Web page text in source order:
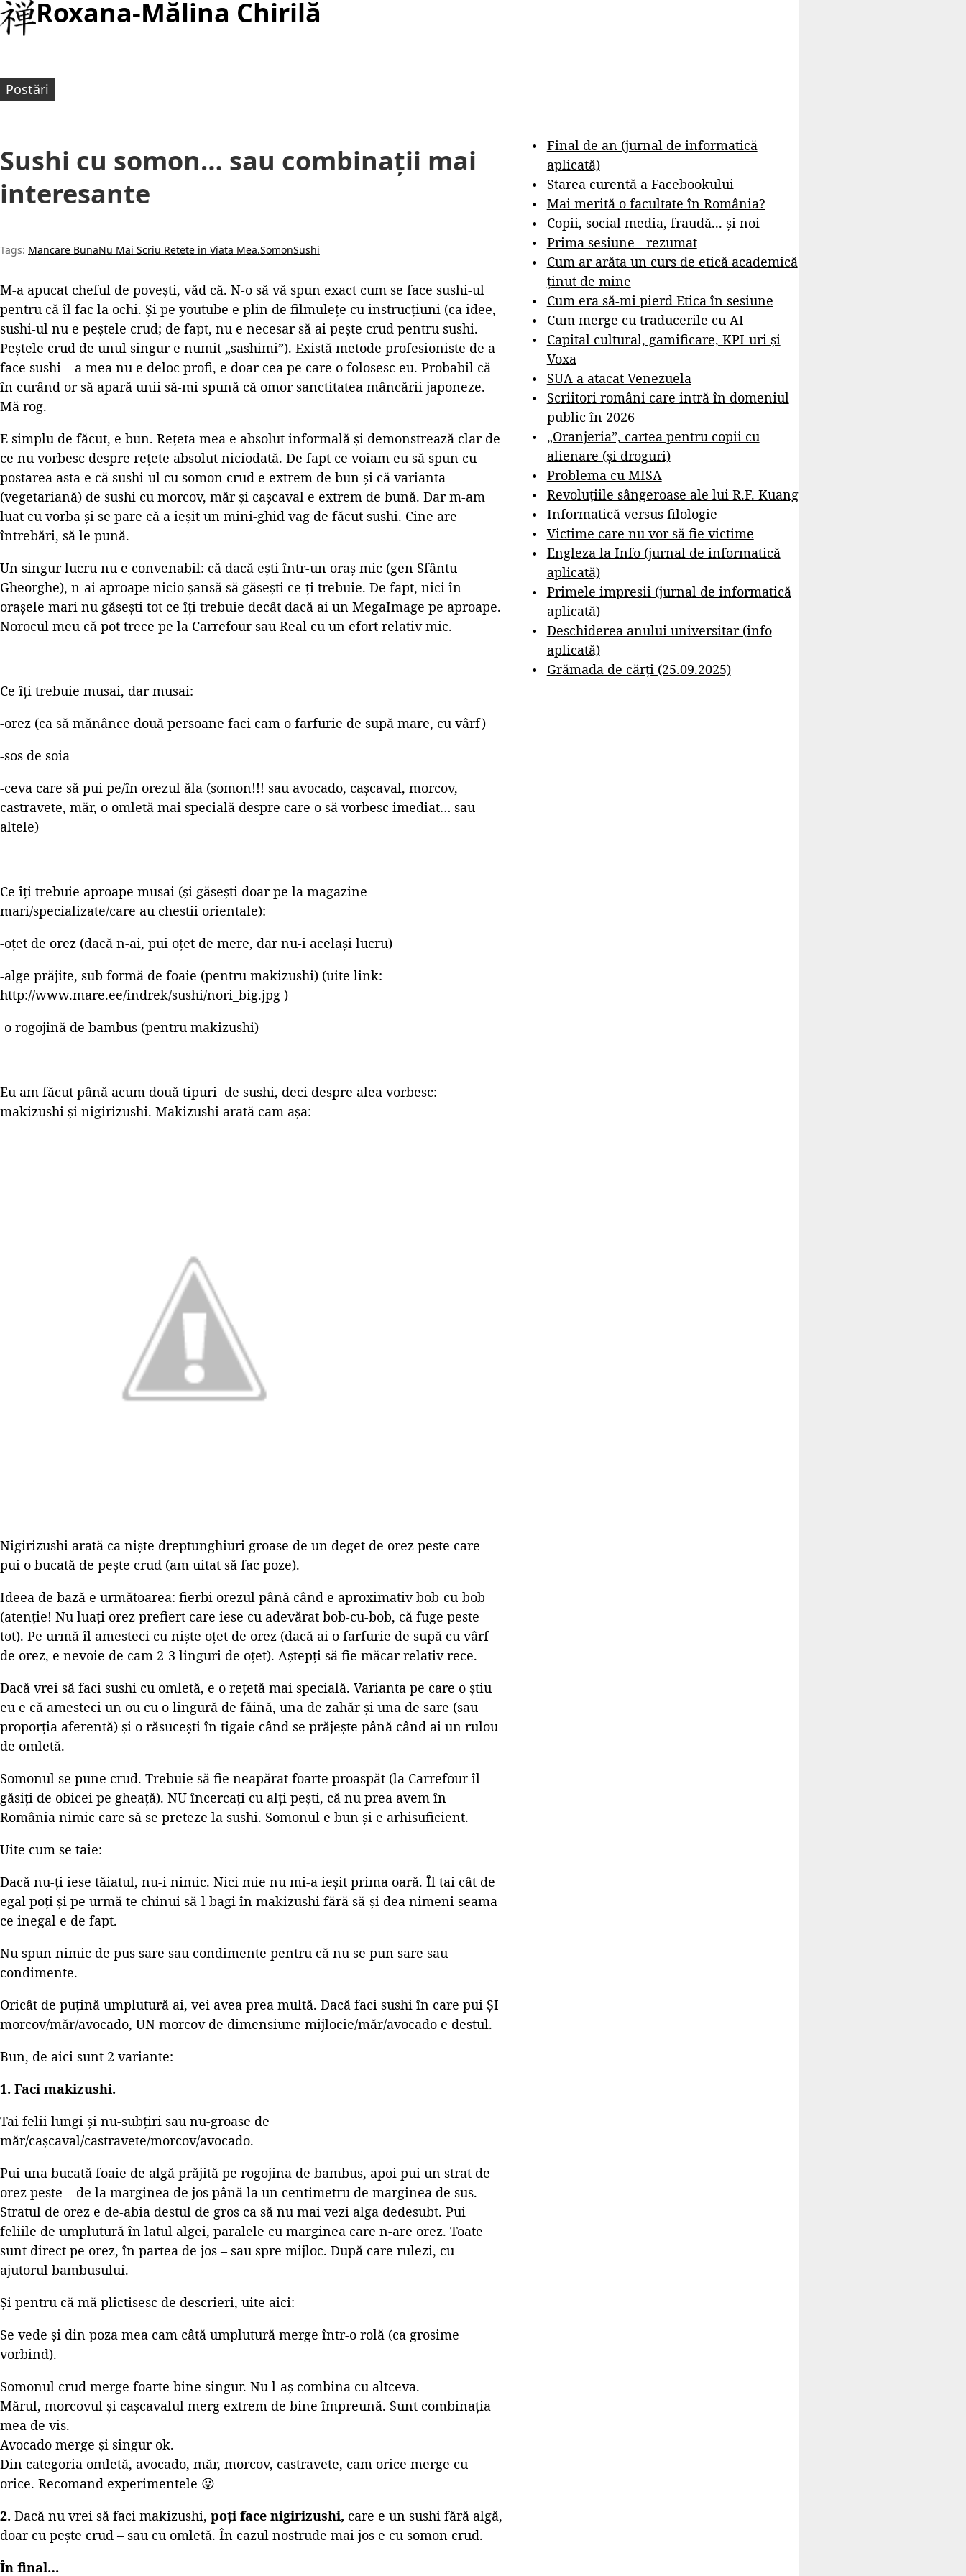
Roxana-Mălina Chirilă
Postări
Sushi cu somon… sau combinații mai
interesante
Tags: Mancare BunaNu Mai Scriu Retete in Viata Mea.SomonSushi
M-a apucat cheful de povești, văd că. N-o să vă spun exact cum se face sushi-ul
pentru că îl fac la ochi. Și pe youtube e plin de filmulețe cu instrucțiuni (ca idee,
sushi-ul nu e peștele crud; de fapt, nu e necesar să ai pește crud pentru sushi.
Peștele crud de unul singur e numit „sashimi”). Există metode profesioniste de a
face sushi – a mea nu e deloc profi, e doar cea pe care o folosesc eu. Probabil că
în curând or să apară unii să-mi spună că omor sanctitatea mâncării japoneze.
Mă rog.
E simplu de făcut, e bun. Rețeta mea e absolut informală și demonstrează clar de
ce nu vorbesc despre rețete absolut niciodată. De fapt ce voiam eu să spun cu
postarea asta e că sushi-ul cu somon crud e extrem de bun și că varianta
(vegetariană) de sushi cu morcov, măr și cașcaval e extrem de bună. Dar m-am
luat cu vorba și se pare că a ieșit un mini-ghid vag de făcut sushi. Cine are
întrebări, să le pună.
Un singur lucru nu e convenabil: că dacă ești într-un oraș mic (gen Sfântu
Gheorghe), n-ai aproape nicio șansă să găsești ce-ți trebuie. De fapt, nici în
orașele mari nu găsești tot ce îți trebuie decât dacă ai un MegaImage pe aproape.
Norocul meu că pot trece pe la Carrefour sau Real cu un efort relativ mic.
Ce îți trebuie musai, dar musai:
-orez (ca să mănânce două persoane faci cam o farfurie de supă mare, cu vârf)
-sos de soia
-ceva care să pui pe/în orezul ăla (somon!!! sau avocado, cașcaval, morcov,
castravete, măr, o omletă mai specială despre care o să vorbesc imediat… sau
altele)
Ce îți trebuie aproape musai (și găsești doar pe la magazine
mari/specializate/care au chestii orientale):
-oțet de orez (dacă n-ai, pui oțet de mere, dar nu-i același lucru)
-alge prăjite, sub formă de foaie (pentru makizushi) (uite link:
http://www.mare.ee/indrek/sushi/nori_big.jpg )
-o rogojină de bambus (pentru makizushi)
Eu am făcut până acum două tipuri de sushi, deci despre alea vorbesc:
makizushi și nigirizushi. Makizushi arată cam așa:
Nigirizushi arată ca niște dreptunghiuri groase de un deget de orez peste care
pui o bucată de pește crud (am uitat să fac poze).
Ideea de bază e următoarea: fierbi orezul până când e aproximativ bob-cu-bob
(atenție! Nu luați orez prefiert care iese cu adevărat bob-cu-bob, că fuge peste
tot). Pe urmă îl amesteci cu niște oțet de orez (dacă ai o farfurie de supă cu vârf
de orez, e nevoie de cam 2-3 linguri de oțet). Aștepți să fie măcar relativ rece.
Dacă vrei să faci sushi cu omletă, e o rețetă mai specială. Varianta pe care o știu
eu e că amesteci un ou cu o lingură de făină, una de zahăr și una de sare (sau
proporția aferentă) și o răsucești în tigaie când se prăjește până când ai un rulou
de omletă.
Somonul se pune crud. Trebuie să fie neapărat foarte proaspăt (la Carrefour îl
găsiți de obicei pe gheață). NU încercați cu alți pești, că nu prea avem în
România nimic care să se preteze la sushi. Somonul e bun și e arhisuficient.
Uite cum se taie:
Dacă nu-ți iese tăiatul, nu-i nimic. Nici mie nu mi-a ieșit prima oară. Îl tai cât de
egal poți și pe urmă te chinui să-l bagi în makizushi fără să-și dea nimeni seama
ce inegal e de fapt.
Nu spun nimic de pus sare sau condimente pentru că nu se pun sare sau
condimente.
Oricât de puțină umplutură ai, vei avea prea multă. Dacă faci sushi în care pui ȘI
morcov/măr/avocado, UN morcov de dimensiune mijlocie/măr/avocado e destul.
Bun, de aici sunt 2 variante:
1. Faci makizushi.
Tai felii lungi și nu-subțiri sau nu-groase de
măr/cașcaval/castravete/morcov/avocado.
Pui una bucată foaie de algă prăjită pe rogojina de bambus, apoi pui un strat de
orez peste – de la marginea de jos până la un centimetru de marginea de sus.
Stratul de orez e de-abia destul de gros ca să nu mai vezi alga dedesubt. Pui
feliile de umplutură în latul algei, paralele cu marginea care n-are orez. Toate
sunt direct pe orez, în partea de jos – sau spre mijloc. După care rulezi, cu
ajutorul bambusului.
Și pentru că mă plictisesc de descrieri, uite aici:
Se vede și din poza mea cam câtă umplutură merge într-o rolă (ca grosime
vorbind).
Somonul crud merge foarte bine singur. Nu l-aș combina cu altceva.
Mărul, morcovul și cașcavalul merg extrem de bine împreună. Sunt combinația
mea de vis.
Avocado merge și singur ok.
Din categoria omletă, avocado, măr, morcov, castravete, cam orice merge cu
orice. Recomand experimentele 😛
2. Dacă nu vrei să faci makizushi, poți face nigirizushi, care e un sushi fără algă,
doar cu pește crud – sau cu omletă. În cazul nostrude mai jos e cu somon crud.
În final…
Final de an (jurnal de informatică
aplicată)
Starea curentă a Facebookului
Mai merită o facultate în România?
Copii, social media, fraudă... și noi
Prima sesiune - rezumat
Cum ar arăta un curs de etică academică
ținut de mine
Cum era să-mi pierd Etica în sesiune
Cum merge cu traducerile cu AI
Capital cultural, gamificare, KPI-uri și
Voxa
SUA a atacat Venezuela
Scriitori români care intră în domeniul
public în 2026
„Oranjeria”, cartea pentru copii cu
alienare (și droguri)
Problema cu MISA
Revoluțiile sângeroase ale lui R.F. Kuang
Informatică versus filologie
Victime care nu vor să fie victime
Engleza la Info (jurnal de informatică
aplicată)
Primele impresii (jurnal de informatică
aplicată)
Deschiderea anului universitar (info
aplicată)
Grămada de cărți (25.09.2025)